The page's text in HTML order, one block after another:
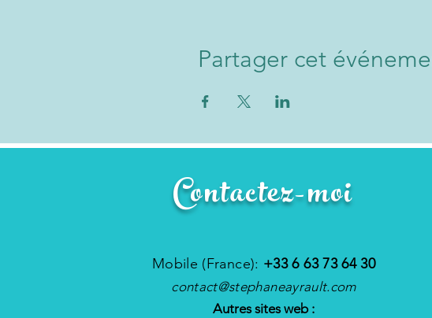
Partager cet
Contactez-moi
Mobile (France): +33 6 63 73 64 30
contact@stephaneayrault.com
Autres sites web :